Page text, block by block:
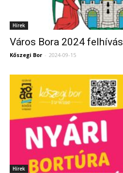
Hírek
Város Bora 2024 felhívás
Kőszegi Bor - 2024-09-15
Hírek